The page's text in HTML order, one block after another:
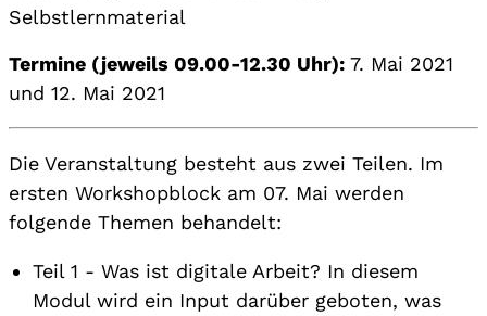
Selbstlernmaterial
Termine (jeweils 09.00-12.30 Uhr): 7. Mai 2021
und 12. Mai 2021
Die Veranstaltung besteht aus zwei Teilen. Im
ersten Workshopblock am 07. Mai werden
folgende Themen behandelt:
Teil 1 - Was ist digitale Arbeit? In diesem
Modul wird ein Input darüber geboten, was